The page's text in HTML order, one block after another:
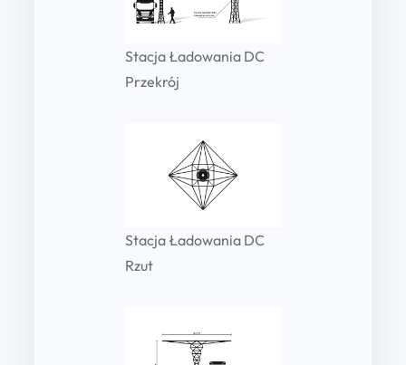
Stacja Ładowania DC
Przekrój
Stacja Ładowania DC
Rzut